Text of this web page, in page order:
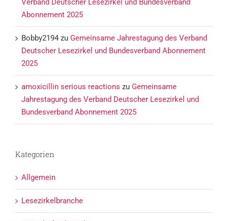
Verband Deutscher Lesezirkel und Bundesverband
Abonnement 2025
Bobby2194 zu Gemeinsame Jahrestagung des Verband
Deutscher Lesezirkel und Bundesverband Abonnement
2025
amoxicillin serious reactions zu Gemeinsame
Jahrestagung des Verband Deutscher Lesezirkel und
Bundesverband Abonnement 2025
Kategorien
Allgemein
Lesezirkelbranche